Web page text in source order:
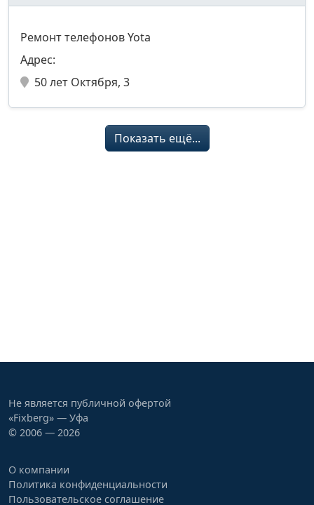
Ремонт телефонов Yota
Адрес:
50 лет Октября, 3
Показать ещё...
Не является публичной офертой
«Fixberg» — Уфа
© 2006 — 2026
О компании
Политика конфиденциальности
Пользовательское соглашение